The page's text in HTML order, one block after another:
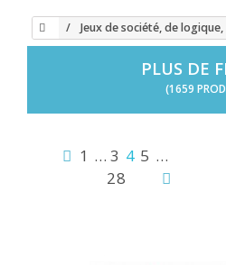
Jeux de société, de
PLUS DE
(1659
1 … 3 4 5 …
28